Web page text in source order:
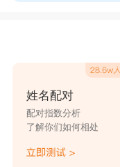
姓名配对
配对指数分析
了解你们如何相处